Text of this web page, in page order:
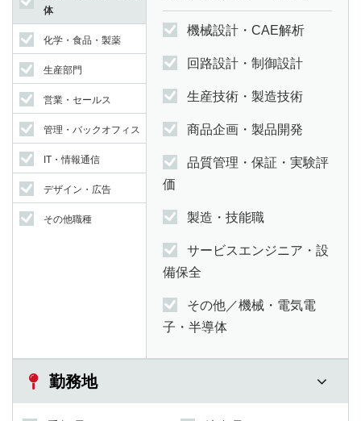
体
化学・食品・製薬
生産部門
営業・セールス
管理・バックオフィス
IT・情報通信
デザイン・広告
その他職種
機械設計・CAE解析
回路設計・制御設計
生産技術・製造技術
商品企画・製品開発
品質管理・保証・実験評
価
製造・技能職
サービスエンジニア・設
備保全
その他／機械・電気電
子・半導体
勤務地